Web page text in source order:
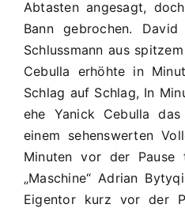
Abtasten angesagt,
Bann gebrochen.
Schlussmann aus
Cebulla erhöhte in
Schlag auf Schlag, In
ehe Yanick Cebulla
einem sehenswerten
Minuten vor der Pause
„Maschine“ Adrian
Eigentor kurz vor der